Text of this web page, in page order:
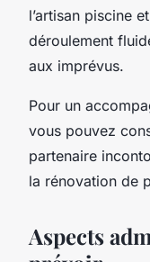
l’artisan piscine
déroulement
aux imprévus.
Pour un
vous pouvez
partenaire
la rénovation de
Aspects